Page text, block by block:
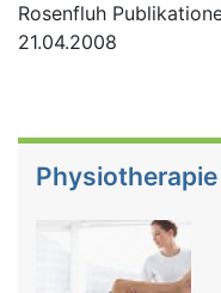
Rosenfluh
21.04.2008
Physiotherapie